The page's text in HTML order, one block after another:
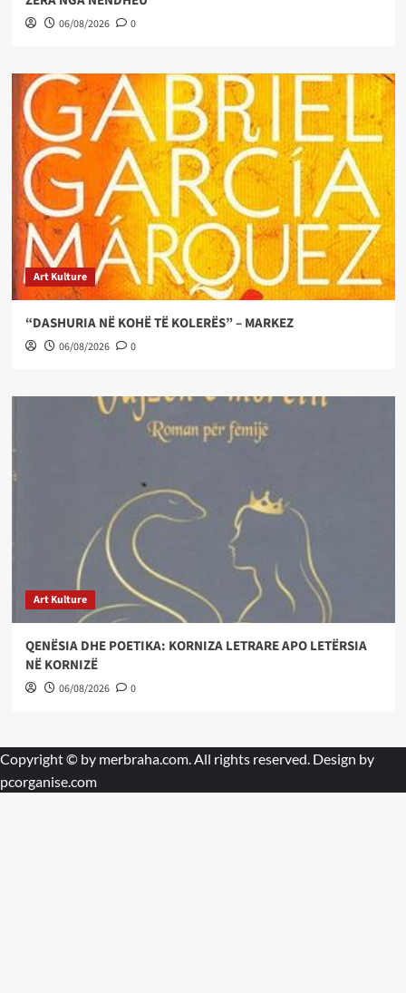
06/08/2026 0
Art Kulture
“DASHURIA NË KOHË TË KOLERËS” – MARKEZ
06/08/2026 0
Art Kulture
QENËSIA DHE POETIKA: KORNIZA LETRARE APO LETËRSIA
NË KORNIZË
06/08/2026 0
Copyright © by merbraha.com. All rights reserved. Design by
pcorganise.com